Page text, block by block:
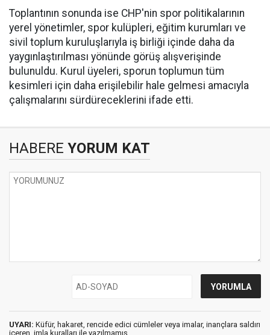
Toplantının sonunda ise CHP'nin spor politikalarının
yerel yönetimler, spor kulüpleri, eğitim kurumları ve
sivil toplum kuruluşlarıyla iş birliği içinde daha da
yaygınlaştırılması yönünde görüş alışverişinde
bulunuldu. Kurul üyeleri, sporun toplumun tüm
kesimleri için daha erişilebilir hale gelmesi amacıyla
çalışmalarını sürdüreceklerini ifade etti.
HABERE YORUM KAT
UYARI: Küfür, hakaret, rencide edici cümleler veya imalar, inançlara saldırı
içeren, imla kuralları ile yazılmamış,